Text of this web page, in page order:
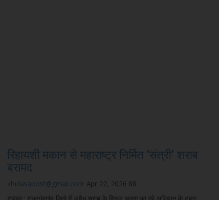
रिहायशी मकान से महाराष्ट्र निर्मित ‘संत्री’ शराब
बरामद
khulasapost@gmail.com Apr 22, 2026 88